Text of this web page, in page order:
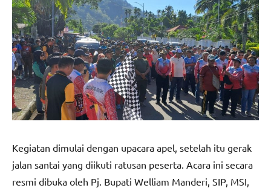
Kegiatan dimulai dengan upacara apel, setelah itu gerak
jalan santai yang diikuti ratusan peserta. Acara ini secara
resmi dibuka oleh Pj. Bupati Welliam Manderi, SIP, MSI,